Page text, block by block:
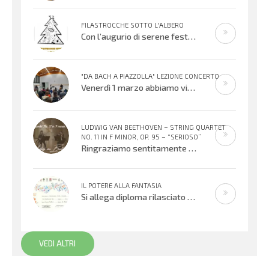
FILASTROCCHE SOTTO L'ALBERO
Con l’augurio di serene festività, affidiamo alle vostre orecchie alcuni
"DA BACH A PIAZZOLLA" LEZIONE CONCERTO
Venerdì 1 marzo abbiamo vissuto una meravigliosa serata musicale offerta dai Maestri Irene Sacchetti al flauto traverso e Fabio
LUDWIG VAN BEETHOVEN – STRING QUARTET
NO. 11 IN F MINOR, OP. 95 – “SERIOSO”
Ringraziamo sentitamente Gloria Foresti e i suoi giovani colleghi per la condivisione di questa bella esecuzione del Quartetto per
IL POTERE ALLA FANTASIA
Si allega diploma rilasciato all’XI° edizione del Concorso Gianni Rodari 2020: secondo premio al Coro Topolino din don. Un sentito
VEDI ALTRI